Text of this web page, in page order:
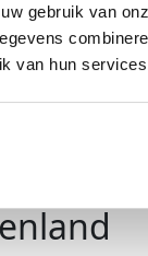
gebruik van
van hun
niet mag
als je
om een
in een
tot andere